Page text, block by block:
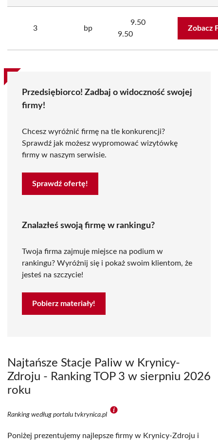
3 bp
9.50
9.50
Zobacz
Przedsiębiorco! Zadbaj o widoczność swojej
firmy!
Chcesz wyróżnić firmę na tle konkurencji?
Sprawdź jak możesz wypromować wizytówkę
firmy w naszym serwisie.
Sprawdź ofertę!
Znalazłeś swoją firmę w rankingu?
Twoja firma zajmuje miejsce na podium w
rankingu? Wyróżnij się i pokaż swoim klientom, że
jesteś na szczycie!
Pobierz materiały!
Najtańsze Stacje Paliw w Krynicy-
Zdroju - Ranking TOP 3 w sierpniu 2026
roku
Ranking według portalu tvkrynica.pl
Poniżej prezentujemy najlepsze firmy w Krynicy-Zdroju i